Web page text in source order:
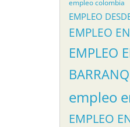
empleo colombia
EMPLEO
EMPLEO
EMPLEO
empleo
EMPLEO